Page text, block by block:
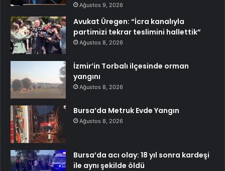
Ağustos 9, 2026
Avukat Üregen: “İcra kanalıyla
partimizi tekrar teslimini hallettik”
Ağustos 8, 2026
İzmir’in Torbalı ilçesinde orman
yangını
Ağustos 8, 2026
Bursa’da Metruk Evde Yangın
Ağustos 8, 2026
Bursa’da acı olay: 18 yıl sonra kardeşi
ile aynı şekilde öldü